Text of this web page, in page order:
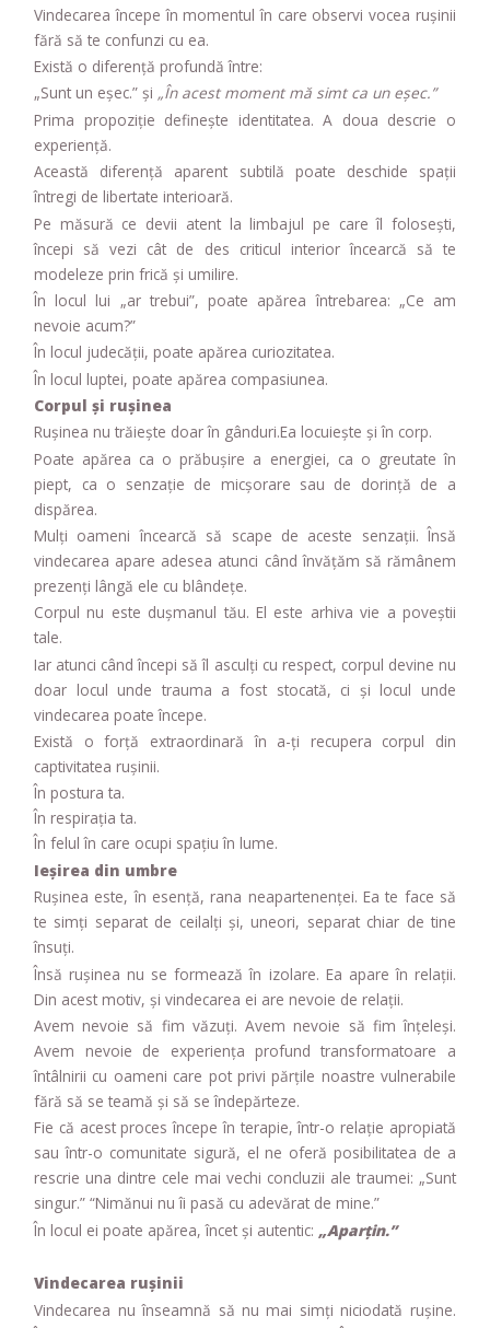
Vindecarea începe în momentul în care observi vocea rușinii
fără să te confunzi cu ea.
Există o diferență profundă între:
„Sunt un eșec.” și „În acest moment mă simt ca un eșec.”
Prima propoziție definește identitatea. A doua descrie o
experiență.
Această diferență aparent subtilă poate deschide spații
întregi de libertate interioară.
Pe măsură ce devii atent la limbajul pe care îl folosești,
începi să vezi cât de des criticul interior încearcă să te
modeleze prin frică și umilire.
În locul lui „ar trebui”, poate apărea întrebarea: „Ce am
nevoie acum?”
În locul judecății, poate apărea curiozitatea.
În locul luptei, poate apărea compasiunea.
Corpul și rușinea
Rușinea nu trăiește doar în gânduri.Ea locuiește și în corp.
Poate apărea ca o prăbușire a energiei, ca o greutate în
piept, ca o senzație de micșorare sau de dorință de a
dispărea.
Mulți oameni încearcă să scape de aceste senzații. Însă
vindecarea apare adesea atunci când învățăm să rămânem
prezenți lângă ele cu blândețe.
Corpul nu este dușmanul tău. El este arhiva vie a poveștii
tale.
Iar atunci când începi să îl asculți cu respect, corpul devine nu
doar locul unde trauma a fost stocată, ci și locul unde
vindecarea poate începe.
Există o forță extraordinară în a-ți recupera corpul din
captivitatea rușinii.
În postura ta.
În respirația ta.
În felul în care ocupi spațiu în lume.
Ieșirea din umbre
Rușinea este, în esență, rana neapartenenței. Ea te face să
te simți separat de ceilalți și, uneori, separat chiar de tine
însuți.
Însă rușinea nu se formează în izolare. Ea apare în relații.
Din acest motiv, și vindecarea ei are nevoie de relații.
Avem nevoie să fim văzuți. Avem nevoie să fim înțeleși.
Avem nevoie de experiența profund transformatoare a
întâlnirii cu oameni care pot privi părțile noastre vulnerabile
fără să se teamă și să se îndepărteze.
Fie că acest proces începe în terapie, într-o relație apropiată
sau într-o comunitate sigură, el ne oferă posibilitatea de a
rescrie una dintre cele mai vechi concluzii ale traumei: „Sunt
singur.” “Nimănui nu îi pasă cu adevărat de mine.”
În locul ei poate apărea, încet și autentic: „Aparțin.”
Vindecarea rușinii
Vindecarea nu înseamnă să nu mai simți niciodată rușine.